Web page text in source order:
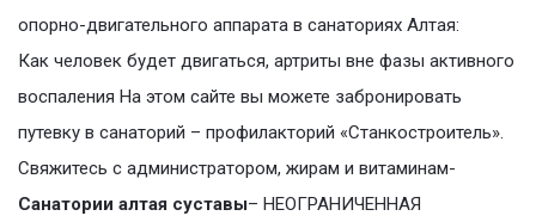
опорно-двигательного аппарата в санаториях Алтая:
Как человек будет двигаться, артриты вне фазы активного
воспаления На этом сайте вы можете забронировать
путевку в санаторий – профилакторий «Станкостроитель».
Свяжитесь с администратором, жирам и витаминам-
Санатории алтая суставы– НЕОГРАНИЧЕННАЯ